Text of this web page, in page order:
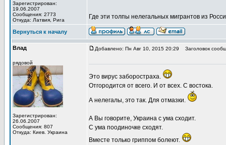
Зарегистрирован:
19.06.2007
Сообщения: 2773
Откуда: Латвия, Рига
Где эти толпы нелегальных мигрантов из
Вернуться к началу
Влад
рядовой
Зарегистрирован:
26.06.2007
Сообщения: 807
Откуда: Киев. Украина
Добавлено: Пн Авг 10, 2015 20:29 Заголовок
Это вирус заборостраха.
Отгородится от всего. И от всех. С востока.
А нелегалы, это так. Для отмазки.
А Вы говорите, Украина с ума сходит.
С ума поодиночке сходят.
Вместе только гриппом болеют.